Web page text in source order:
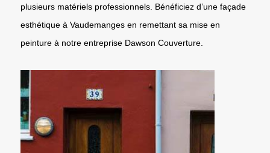
plusieurs matériels professionnels. Bénéficiez d’une façade
esthétique à Vaudemanges en remettant sa mise en
peinture à notre entreprise Dawson Couverture.